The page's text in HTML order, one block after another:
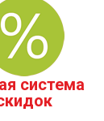
система